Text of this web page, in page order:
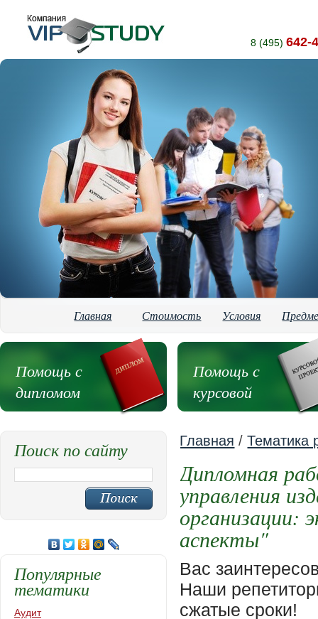
8 (495) 642-
Главная Стоимость Условия
Помощь с
дипломом
Помощь с
курсовой
Главная /Тематика
Дипломная
управления
организации:
аспекты"
Вас
Наши
сжатые сроки!
Поиск по сайту
Популярные
тематики
Аудит